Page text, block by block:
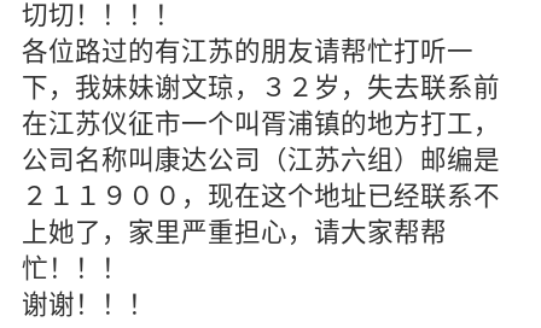
切切！！！！
各位路过的有江苏的朋友请帮忙打听一
下，我妹妹谢文琼，３２岁，失去联系前
在江苏仪征市一个叫胥浦镇的地方打工，
公司名称叫康达公司（江苏六组）邮编是
２１１９００，现在这个地址已经联系不
上她了，家里严重担心，请大家帮帮
忙！！！
谢谢！！！